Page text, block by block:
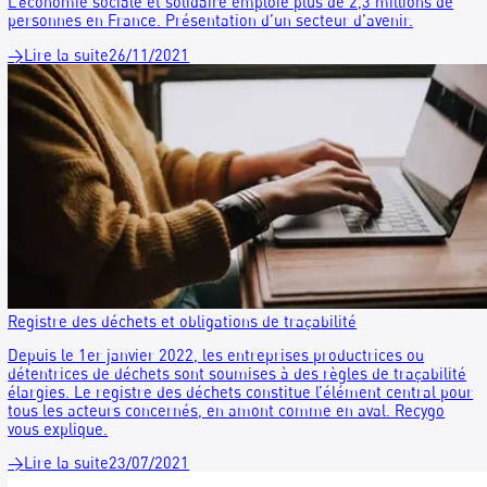
Cas client : Groupama Méditerranée
Pour sécuriser les données confidentielles de ses 1520
collaborateurs répartis sur 247 agences, Groupama
a choisi RECYGO. Ce partenariat permet aujourd'hui au
mutualiste d'allier exigence réglementaire, performance
économique et engagement écologique grâce à une collecte
sécurisée de ses documents.